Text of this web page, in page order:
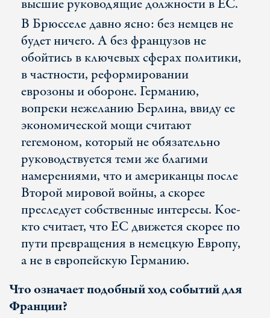
высшие руководящие должности в ЕС.
В Брюсселе давно ясно: без немцев не
будет ничего. А без французов не
обойтись в ключевых сферах политики,
в частности, реформировании
еврозоны и обороне. Германию,
вопреки нежеланию Берлина, ввиду ее
экономической мощи считают
гегемоном, который не обязательно
руководствуется теми же благими
намерениями, что и американцы после
Второй мировой войны, а скорее
преследует собственные интересы. Кое-
кто считает, что ЕС движется скорее по
пути превращения в немецкую Европу,
а не в европейскую Германию.
Что означает подобный ход событий для
Франции?